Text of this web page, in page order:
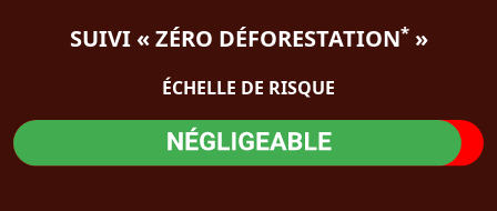
SUIVI « ZÉRO DÉFORESTATION*»
ÉCHELLE DE RISQUE